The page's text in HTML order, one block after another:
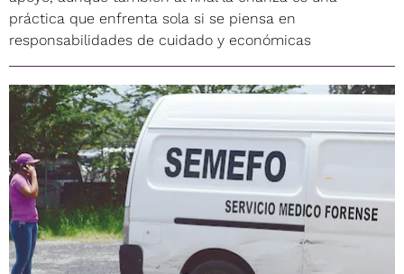
práctica que enfrenta sola si se piensa en
responsabilidades de cuidado y económicas